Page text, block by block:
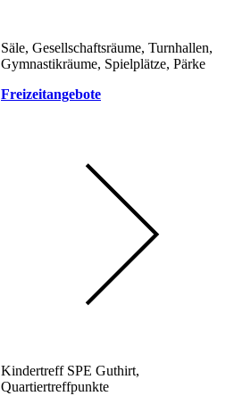
Säle, Gesellschaftsräume, Turnhallen,
Gymnastikräume, Spielplätze, Pärke
Freizeitangebote
Kindertreff SPE Guthirt,
Quartiertreffpunkte